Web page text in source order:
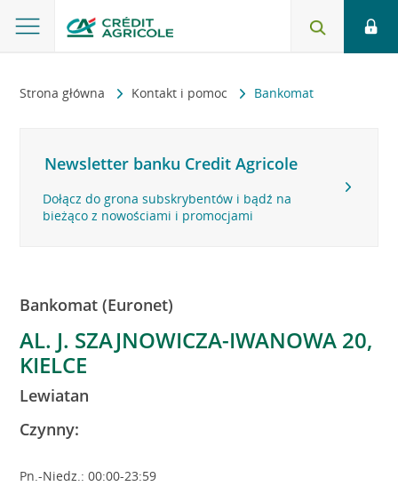
Strona główna Kontakt i pomoc Bankomat
Newsletter banku Credit Agricole
Dołącz do grona subskrybentów i bądź na
bieżąco z nowościami i promocjami
Bankomat (Euronet)
AL. J. SZAJNOWICZA-IWANOWA 20,
KIELCE
Lewiatan
Czynny:
Pn.-Niedz.: 00:00-23:59